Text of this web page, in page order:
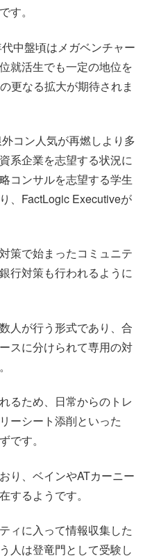
す。
中盤頃はメガベンチャー
就活生でも一定の地位を
更なる拡大が期待されま
コン人気が再燃しより多
系企業を志望する状況に
コンサルを志望する学生
、FactLogic Executiveが
策で始まったコミュニテ
行対策も行われるように
人が行う形式であり、合
スに分けられて専用の対
るため、日常からのトレ
ーシート添削といった
です。
り、ベインやATカーニー
するようです。
ィに入って情報収集した
人は登竜門として受験し